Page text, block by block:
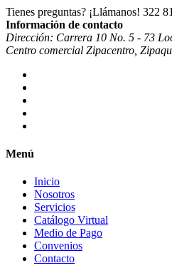
Tienes preguntas? ¡Llámanos! 322
Información de contacto
Dirección: Carrera 10 No. 5 - 73
Centro comercial Zipacentro,
Menú
Inicio
Nosotros
Servicios
Catálogo Virtual
Medio de Pago
Convenios
Contacto